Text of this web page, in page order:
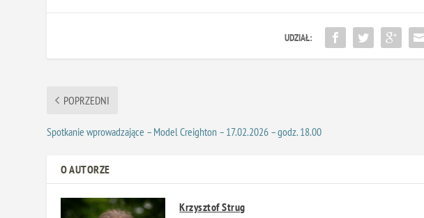
UDZIAŁ:
POPRZEDNI
Spotkanie wprowadzające – Model Creighton – 17.02.2026 – godz. 18.00
O AUTORZE
Krzysztof Strug